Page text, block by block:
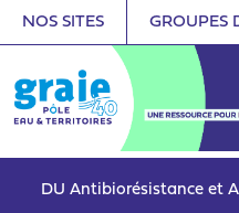
NOS SITES GROUPES
DU Antibiorésistance et